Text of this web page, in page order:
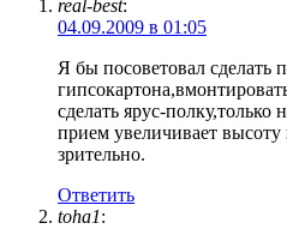
real-best:
04.09.2009 в 01:05
Я бы посоветовал сделать
сделать ярус-
прием увеличивает
зрительно.
Ответить
toha1: